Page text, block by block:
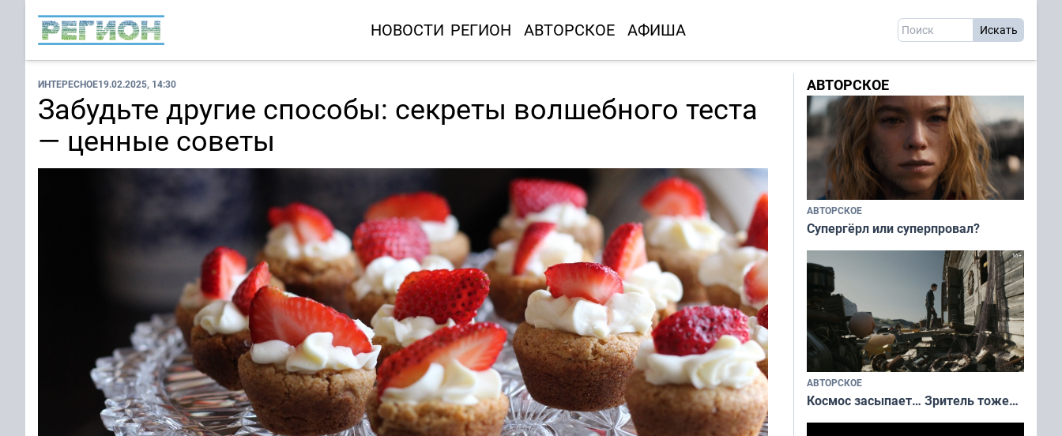
НОВОСТИ РЕГИОН АВТОРСКОЕ АФИША
ИНТЕРЕСНОЕ19.02.2025, 14:30
Забудьте другие способы: секреты волшебного теста
— ценные советы
АВТОРСКОЕ
АВТОРСКОЕ
Супергёрл или суперпровал?
АВТОРСКОЕ
Космос засыпает… Зритель тоже…